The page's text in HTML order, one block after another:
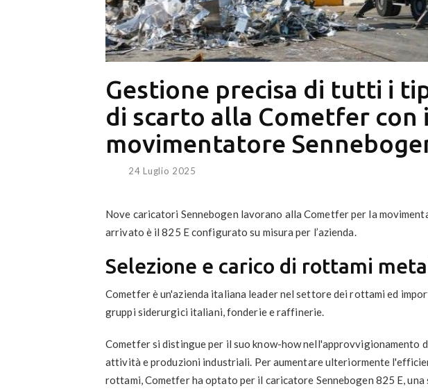
Gestione precisa di tutti i
di scarto alla Cometfer con
movimentatore
24 Luglio 2025
Nove caricatori Sennebogen lavorano alla Cometfer per la
arrivato è il 825 E configurato su misura per l’azienda.
Selezione e carico di rottami
Cometfer è un'azienda italiana leader nel settore dei rottami ed
gruppi siderurgici italiani, fonderie e raffinerie.
Cometfer si distingue per il suo know-how nell'approvvigionamento
attività e produzioni industriali. Per aumentare ulteriormente
rottami, Cometfer ha optato per il caricatore Sennebogen 825 E,